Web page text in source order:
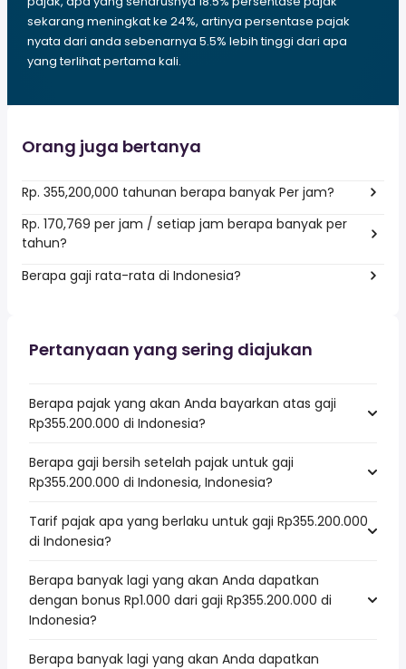
sekarang meningkat ke 24%, artinya persentase pajak
nyata dari anda sebenarnya 5.5% lebih tinggi dari apa
yang terlihat pertama kali.
Orang juga bertanya
Rp. 355,200,000 tahunan berapa banyak Per jam?
Rp. 170,769 per jam / setiap jam berapa banyak per
tahun?
Berapa gaji rata-rata di Indonesia?
Pertanyaan yang sering diajukan
Berapa pajak yang akan Anda bayarkan atas gaji
Rp355.200.000 di Indonesia?
Berapa gaji bersih setelah pajak untuk gaji
Rp355.200.000 di Indonesia, Indonesia?
Tarif pajak apa yang berlaku untuk gaji Rp355.200.000
di Indonesia?
Berapa banyak lagi yang akan Anda dapatkan
dengan bonus Rp1.000 dari gaji Rp355.200.000 di
Indonesia?
Berapa banyak lagi yang akan Anda dapatkan